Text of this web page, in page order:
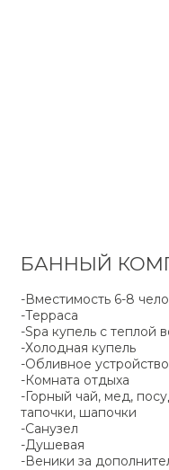
БАННЫЙ
-Вместимость 6-8
-Терраса
-Spa купель с теплой
-Холодная купель
-Обливное устройство
-Комната отдыха
-Горный чай, мед,
тапочки, шапочки
-Санузел
-Душевая
-Веники за